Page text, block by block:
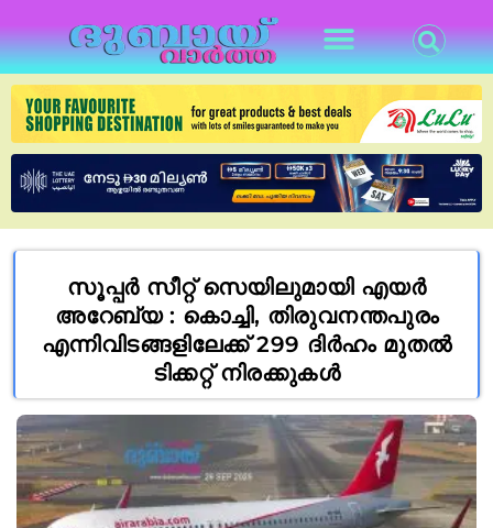
സൂപ്പർ സീറ്റ് സെയിലുമായി എയർ
അറേബ്യ : കൊച്ചി, തിരുവനന്തപുരം
എന്നിവിടങ്ങളിലേക്ക് 299 ദിർഹം മുതൽ
ടിക്കറ്റ് നിരക്കുകൾ